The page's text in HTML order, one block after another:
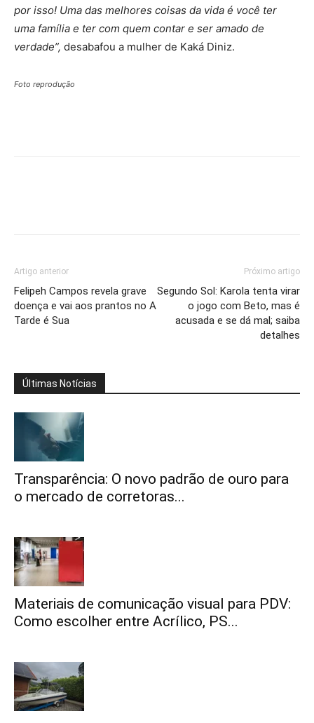
por isso! Uma das melhores coisas da vida é você ter
uma família e ter com quem contar e ser amado de
verdade”, desabafou a mulher de Kaká Diniz.
Foto reprodução
Artigo anterior
Felipeh Campos revela grave
doença e vai aos prantos no A
Tarde é Sua
Próximo artigo
Segundo Sol: Karola tenta virar
o jogo com Beto, mas é
acusada e se dá mal; saiba
detalhes
Últimas Notícias
Transparência: O novo padrão de ouro para
o mercado de corretoras...
Materiais de comunicação visual para PDV:
Como escolher entre Acrílico, PS...